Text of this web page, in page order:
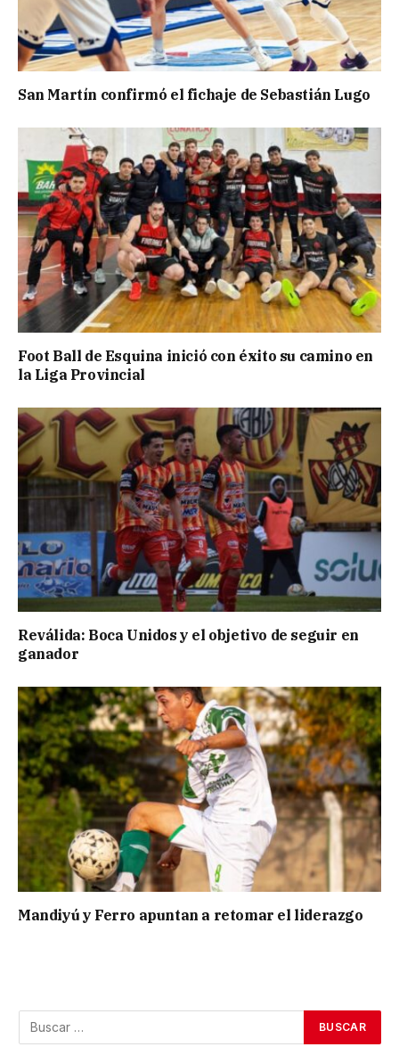
San Martín confirmó el fichaje de Sebastián Lugo
Foot Ball de Esquina inició con éxito su camino en
la Liga Provincial
Reválida: Boca Unidos y el objetivo de seguir en
ganador
Mandiyú y Ferro apuntan a retomar el liderazgo